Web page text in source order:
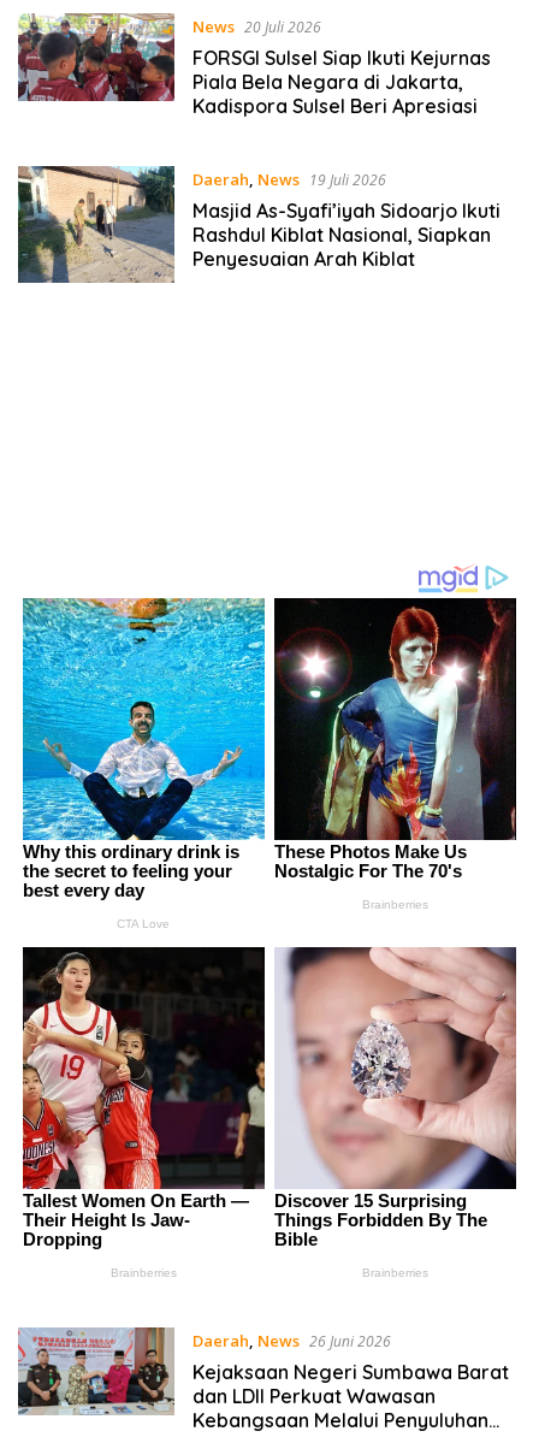
News 20 Juli 2026
FORSGI Sulsel Siap Ikuti Kejurnas
Piala Bela Negara di Jakarta,
Kadispora Sulsel Beri Apresiasi
Daerah, News 19 Juli 2026
Masjid As-Syafi’iyah Sidoarjo Ikuti
Rashdul Kiblat Nasional, Siapkan
Penyesuaian Arah Kiblat
Daerah, News 26 Juni 2026
Kejaksaan Negeri Sumbawa Barat
dan LDII Perkuat Wawasan
Kebangsaan Melalui Penyuluhan